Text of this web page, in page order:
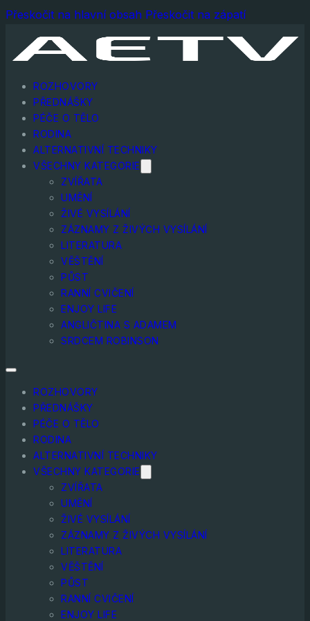
Přeskočit na hlavní obsah Přeskočit na zápatí
ROZHOVORY
PŘEDNÁŠKY
PÉČE O TĚLO
RODINA
ALTERNATIVNÍ TECHNIKY
VŠECHNY KATEGORIE
ZVÍŘATA
UMĚNÍ
ŽIVÉ VYSÍLÁNÍ
ZÁZNAMY Z ŽIVÝCH VYSÍLÁNÍ
LITERATURA
VĚŠTĚNÍ
PŮST
RANNÍ CVIČENÍ
ENJOY LIFE
ANGLIČTINA S ADAMEM
SRDCEM ROBINSON
ROZHOVORY
PŘEDNÁŠKY
PÉČE O TĚLO
RODINA
ALTERNATIVNÍ TECHNIKY
VŠECHNY KATEGORIE
ZVÍŘATA
UMĚNÍ
ŽIVÉ VYSÍLÁNÍ
ZÁZNAMY Z ŽIVÝCH VYSÍLÁNÍ
LITERATURA
VĚŠTĚNÍ
PŮST
RANNÍ CVIČENÍ
ENJOY LIFE